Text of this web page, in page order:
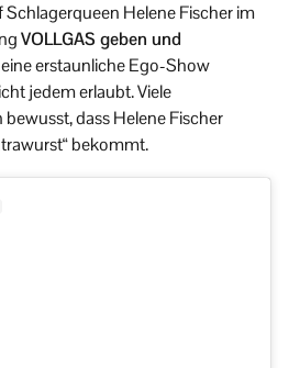
Helene Fischer im
VOLLGAS geben und
eine erstaunliche Ego-Show
jedem erlaubt. Viele
dass Helene Fischer
bekommt.